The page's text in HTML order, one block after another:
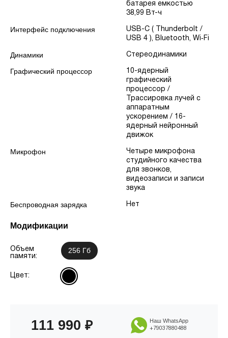
батарея емкостью
38,99 Вт-ч
Интерфейс подключения
USB-C ( Thunderbolt /
USB 4 ), Bluetooth, Wi‑Fi
Динамики Стереодинамики
Графический процессор
10-ядерный
графический
процессор /
Трассировка лучей с
аппаратным
ускорением / 16-
ядерный нейронный
движок
Микрофон
Четыре микрофона
студийного качества
для звонков,
видеозаписи и записи
звука
Беспроводная зарядка Нет
Модификации
Объем
памяти:
256 Гб
Цвет:
111 990 ₽ Наш WhatsApp
+79037880488